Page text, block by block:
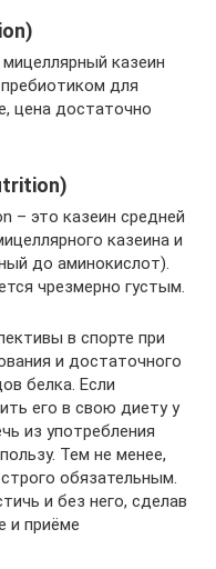
казеин
для
цена достаточно
– это казеин средней
казеина и
до аминокислот).
чрезмерно густым.
в спорте при
и достаточного
белка. Если
его в свою диету у
из употребления
Тем не менее,
обязательным.
и без него, сделав
и приёме